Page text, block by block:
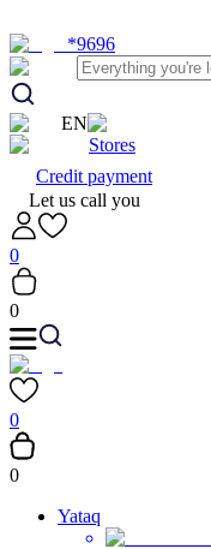
*9696
EN
Stores
Credit payment
Let us call you
0
0
0
0
Yataq